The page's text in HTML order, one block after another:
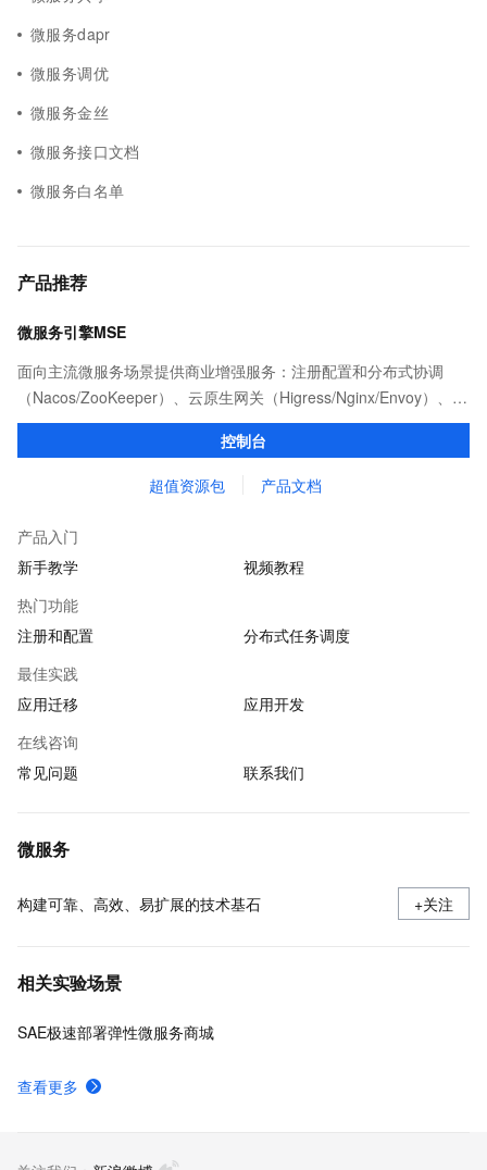
微服务dapr
微服务调优
微服务金丝
微服务接口文档
微服务白名单
产品推荐
微服务引擎MSE
面向主流微服务场景提供商业增强服务：注册配置和分布式协调
（Nacos/ZooKeeper）、云原生网关（Higress/Nginx/Envoy）、服
务治理以及任务调度（XXL-JOB等）等产品和能力。
控制台
超值资源包 产品文档
产品入门
新手教学
视频教程
热门功能
注册和配置
分布式任务调度
最佳实践
应用迁移
应用开发
在线咨询
常见问题
联系我们
微服务
构建可靠、高效、易扩展的技术基石 +关注
相关实验场景
SAE极速部署弹性微服务商城
查看更多